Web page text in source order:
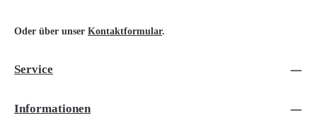
Oder über unser Kontaktformular.
Service
Informationen